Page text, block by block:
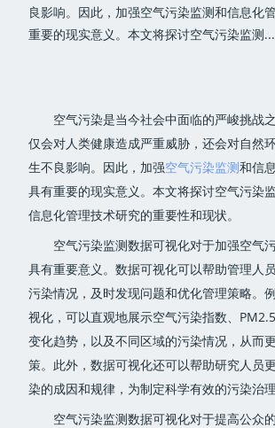
良影响。因此，加强空气污染监测和信息化
重要的现实意义。本文将探讨空气污染监测...
空气污染是当今社会中面临的严峻挑战
仅会对人类健康造成严重威胁，还会对自然
生不良影响。因此，加强空气污染监测和信
具有重要的现实意义。本文将探讨空气污染
信息化管理技术研究的重要性和现状。
空气污染监测数据可视化对于加强空气
具有重要意义。数据可视化可以帮助管理人
污染情况，及时发现问题和优化管理策略。
视化，可以直观地展示空气污染指数、
变化趋势，以及不同区域的污染情况，从而
策。此外，数据可视化还可以帮助研究人员
染的成因和规律，为制定科学有效的污染治
空气污染监测数据可视化对于提高公众